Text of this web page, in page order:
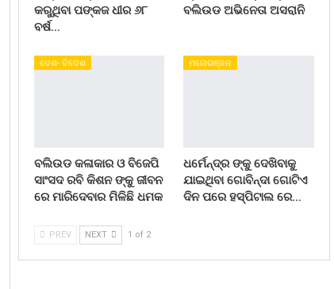
କରୁଥିବା ପଙ୍କଜ ଧୀର ୬୮
ବର୍ଷ…
ବଲିଉଡ ଅଭିନେତା ଅସରାନି
ଦେଶ- ବିଦେଶ
ବଲିଉଡ କଳାକାର ଓ ବିଜେପି
ସାଂସଦ ରବି କିଶନ ଙ୍କୁ ଜୀବନ
ରେ ମାରିଦେବାର ମିଳିଛି ଧମକ
ମନୋରଞ୍ଜନ
ଧର୍ମେନ୍ଦ୍ର ଙ୍କୁ ଦେଖିବାକୁ
ଯାଇଥିବା ଗୋବିନ୍ଦା ଗୋଟିଏ
ଦିନ ପରେ ହସ୍ପିଟାଲ ରେ…
PREV NEXT 1 of 2